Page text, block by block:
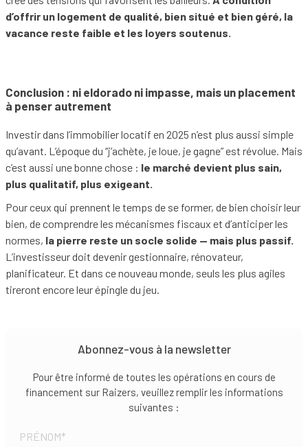
d’offrir un logement de qualité, bien situé et bien géré, la
vacance reste faible et les loyers soutenus.
Conclusion : ni eldorado ni impasse, mais un placement
à penser autrement
Investir dans l’immobilier locatif en 2025 n’est plus aussi simple
qu’avant. L’époque du “j’achète, je loue, je gagne” est révolue. Mais
c’est aussi une bonne chose : le marché devient plus sain,
plus qualitatif, plus exigeant.
Pour ceux qui prennent le temps de se former, de bien choisir leur
bien, de comprendre les mécanismes fiscaux et d’anticiper les
normes, la pierre reste un socle solide — mais plus passif.
L’investisseur doit devenir gestionnaire, rénovateur,
planificateur. Et dans ce nouveau monde, seuls les plus agiles
tireront encore leur épingle du jeu.
Abonnez-vous à la newsletter
Pour être informé de toutes les opérations en cours de
financement sur Raizers, veuillez remplir les informations
suivantes :
PRÉNOM*